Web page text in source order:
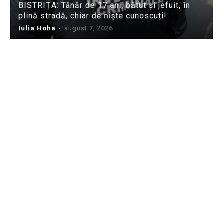
BISTRIȚA: Tânăr de 17 ani, bătut și jefuit, în
plină stradă, chiar de niște cunoscuți!
Iulia Hoha - august 7, 2026